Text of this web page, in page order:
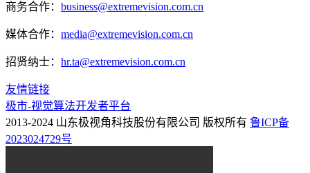
商务合作： business@extremevision.com.cn
媒体合作： media@extremevision.com.cn
招贤纳士： hr.ta@extremevision.com.cn
友情链接
极市-视觉算法开发者平台
2013-2024 山东极视角科技股份有限公司 版权所有 鲁ICP备
2023024729号